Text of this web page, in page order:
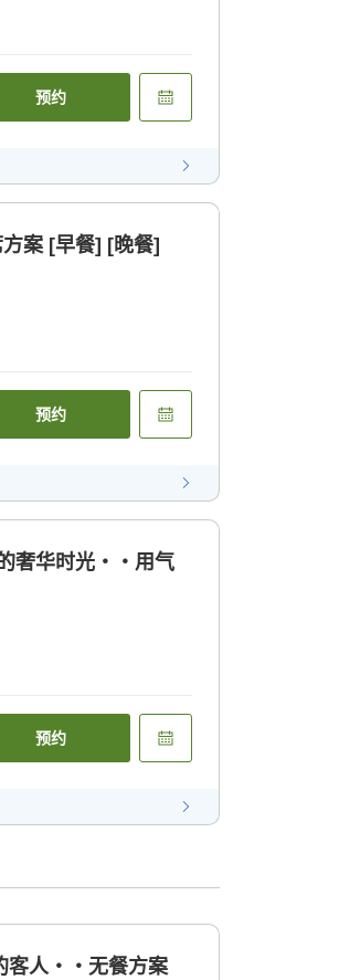
预约
案 [早餐] [晚餐]
预约
奢华时光・・用气
预约
客人・・无餐方案